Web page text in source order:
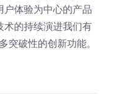
体验为中心的产品
术的持续演进我们有
破性的创新功能。